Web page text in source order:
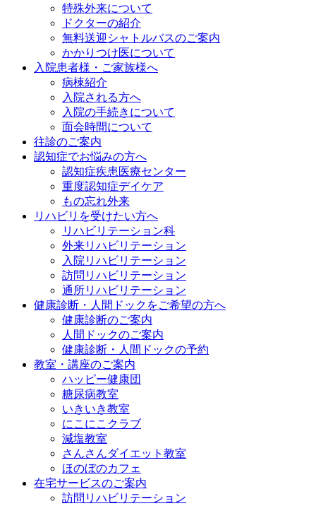
特殊外来について
ドクターの紹介
無料送迎シャトルバスのご案内
かかりつけ医について
入院患者様・ご家族様へ
病棟紹介
入院される方へ
入院の手続きについて
面会時間について
往診のご案内
認知症でお悩みの方へ
認知症疾患医療センター
重度認知症デイケア
もの忘れ外来
リハビリを受けたい方へ
リハビリテーション科
外来リハビリテーション
入院リハビリテーション
訪問リハビリテーション
通所リハビリテーション
健康診断・人間ドックをご希望の方へ
健康診断のご案内
人間ドックのご案内
健康診断・人間ドックの予約
教室・講座のご案内
ハッピー健康団
糖尿病教室
いきいき教室
にこにこクラブ
減塩教室
さんさんダイエット教室
ほのぼのカフェ
在宅サービスのご案内
訪問リハビリテーション